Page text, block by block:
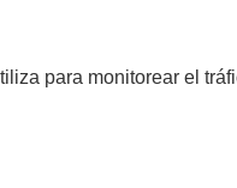
para monitorear el